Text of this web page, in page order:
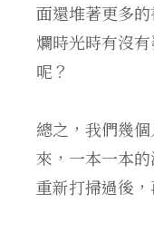
面還堆著更多
爛時光時有沒
呢？
總之，我們幾
來，一本一本
重新打掃過後